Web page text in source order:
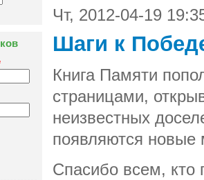
Чт, 2012-04-19
Шаги к
Книга Памяти
страницами,
неизвестных
появляются новые
Спасибо всем, кто